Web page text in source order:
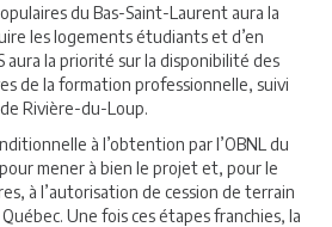
du Bas-Saint-Laurent aura la
les logements étudiants et d’en
aura la priorité sur la disponibilité des
de la formation professionnelle, suivi
Rivière-du-Loup.
à l’obtention par l’OBNL du
mener à bien le projet et, pour le
à l’autorisation de cession de terrain
Une fois ces étapes franchies, la